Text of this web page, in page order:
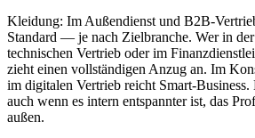
Kleidung: Im Außendienst und B2B-
Standard — je nach Zielbranche. Wer in
technischen Vertrieb oder im
zieht einen vollständigen Anzug an. Im
im digitalen Vertrieb reicht Smart-
auch wenn es intern entspannter ist, das
außen.